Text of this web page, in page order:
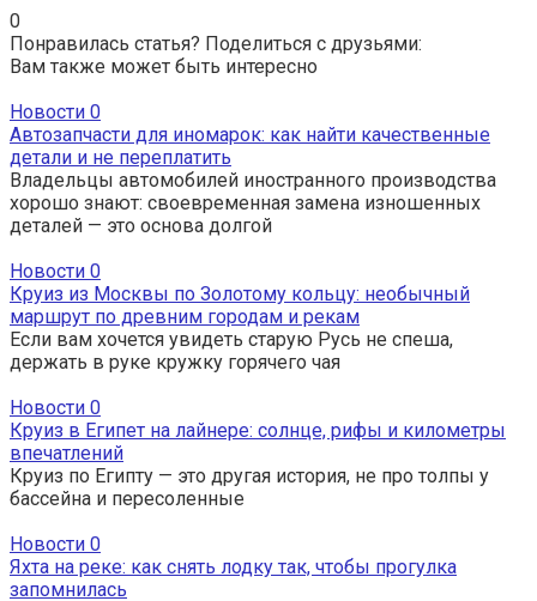
0
Понравилась статья? Поделиться с друзьями:
Вам также может быть интересно
Новости 0
Автозапчасти для иномарок: как найти качественные
детали и не переплатить
Владельцы автомобилей иностранного производства
хорошо знают: своевременная замена изношенных
деталей — это основа долгой
Новости 0
Круиз из Москвы по Золотому кольцу: необычный
маршрут по древним городам и рекам
Если вам хочется увидеть старую Русь не спеша,
держать в руке кружку горячего чая
Новости 0
Круиз в Египет на лайнере: солнце, рифы и километры
впечатлений
Круиз по Египту — это другая история, не про толпы у
бассейна и пересоленные
Новости 0
Яхта на реке: как снять лодку так, чтобы прогулка
запомнилась